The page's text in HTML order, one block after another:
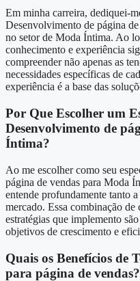
Em minha carreira, dediquei-
Desenvolvimento de página
no setor de Moda Íntima. Ao
conhecimento e experiência
compreender não apenas as
necessidades específicas de
experiência é a base das
Por Que Escolher um
Desenvolvimento de
Íntima?
Ao me escolher como seu
página de vendas para Moda
entende profundamente tanto
mercado. Essa combinação de
estratégias que implemento
objetivos de crescimento e
Quais os Benefícios de
para página de vendas?